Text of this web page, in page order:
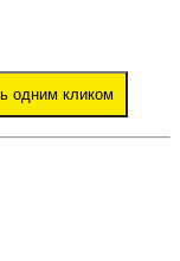
одним кликом